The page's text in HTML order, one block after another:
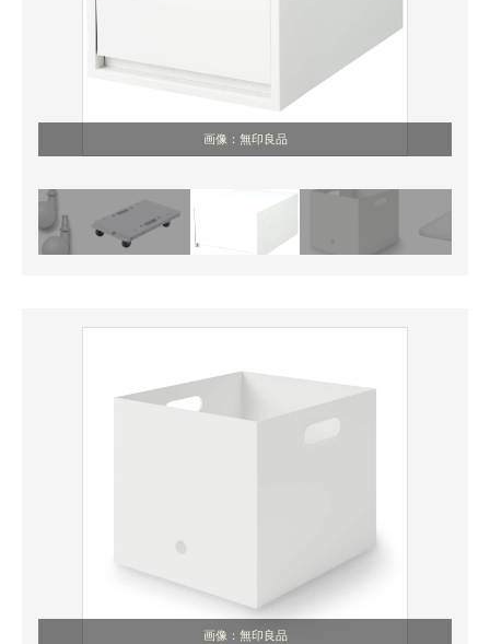
画像：無印良品
画像：無印良品